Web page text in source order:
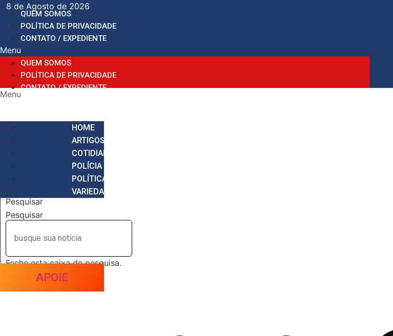
para
conteúdo
8 de Agosto de 2026
QUEM SOMOS
POLÍTICA DE PRIVACIDADE
CONTATO / EXPEDIENTE
Menu
QUEM SOMOS
POLÍTICA DE PRIVACIDADE
CONTATO / EXPEDIENTE
Menu
HOME
ARTIGOS
COTIDIANO
POLÍCIA
POLÍTICA
VARIEDADES
Pesquisar
Pesquisar
Feche esta caixa de pesquisa.
APOIE